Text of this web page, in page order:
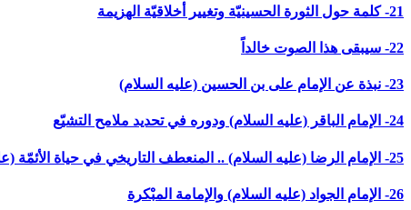
21- كلمة حول الثورة الحسينيّة وتغيير أخلاقيّة الهزيمة
22- سيبقى هذا الصوت خالداً
23- نبذة عن الإمام على بن الحسين (عليه السلام)
24- الإمام الباقر (عليه السلام) ودوره في تحديد ملامح التشيّع
25- الإمام الرضا (عليه السلام) .. المنعطف التاريخي في حياة الأئمّة (عليهم السلام)
26- الإمام الجواد (عليه السلام) والإمامة المبْكرة